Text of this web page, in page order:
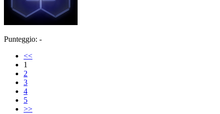
Punteggio: -
<<
1
2
3
4
5
>>